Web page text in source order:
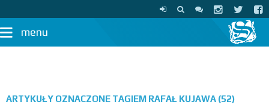
menu
ARTYKUŁY OZNACZONE TAGIEM RAFAŁ KUJAWA (52)